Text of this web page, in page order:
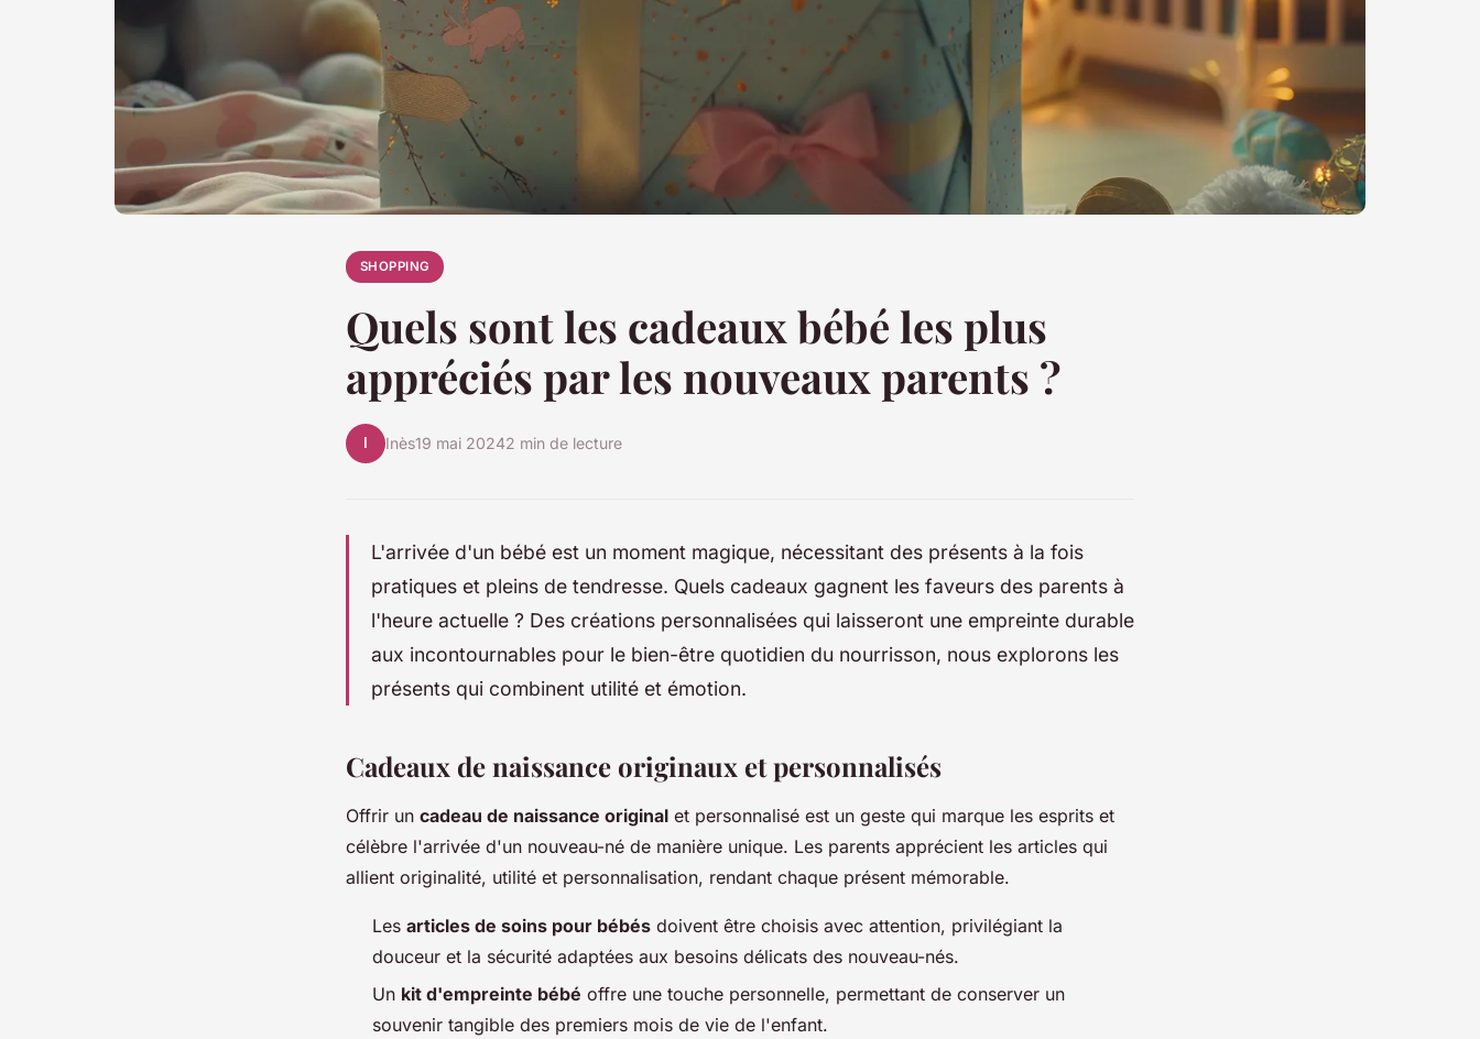
SHOPPING
Quels sont les cadeaux bébé les plus
appréciés par les nouveaux parents ?
I Inès19 mai 20242 min de lecture
L'arrivée d'un bébé est un moment magique, nécessitant des présents à la fois
pratiques et pleins de tendresse. Quels cadeaux gagnent les faveurs des parents à
l'heure actuelle ? Des créations personnalisées qui laisseront une empreinte durable
aux incontournables pour le bien-être quotidien du nourrisson, nous explorons les
présents qui combinent utilité et émotion.
Cadeaux de naissance originaux et personnalisés
Offrir un cadeau de naissance original et personnalisé est un geste qui marque les esprits et
célèbre l'arrivée d'un nouveau-né de manière unique. Les parents apprécient les articles qui
allient originalité, utilité et personnalisation, rendant chaque présent mémorable.
Les articles de soins pour bébés doivent être choisis avec attention, privilégiant la
douceur et la sécurité adaptées aux besoins délicats des nouveau-nés.
Un kit d'empreinte bébé offre une touche personnelle, permettant de conserver un
souvenir tangible des premiers mois de vie de l'enfant.